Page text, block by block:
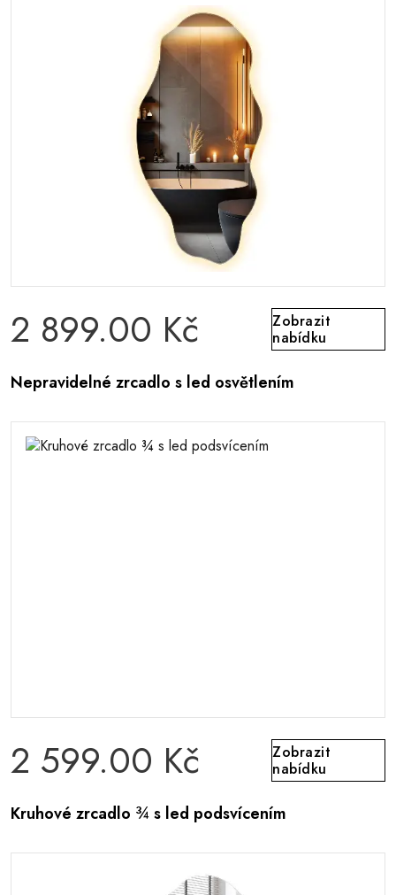
2 899.00 Kč
Zobrazit
nabídku
Nepravidelné zrcadlo s led osvětlením
2 599.00 Kč
Zobrazit
nabídku
Kruhové zrcadlo ¾ s led podsvícením